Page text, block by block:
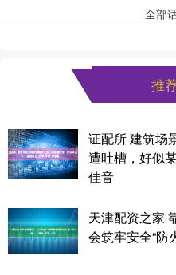
全部
推
证配所 建筑场
遭吐槽，好似
佳音
天津配资之家
会筑牢安全“防